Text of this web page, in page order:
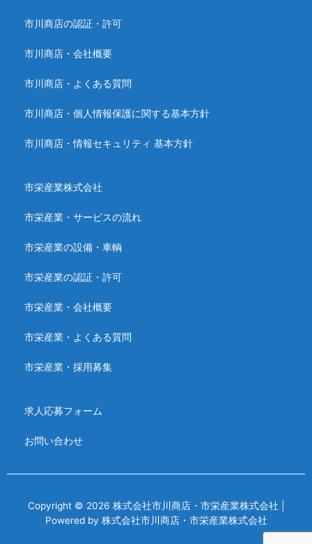
市川商店の認証・許可
市川商店・会社概要
市川商店・よくある質問
市川商店・個人情報保護に関する基本方針
市川商店・情報セキュリティ 基本方針
市栄産業株式会社
市栄産業・サービスの流れ
市栄産業の設備・車輌
市栄産業の認証・許可
市栄産業・会社概要
市栄産業・よくある質問
市栄産業・採用募集
求人応募フォーム
お問い合わせ
Copyright © 2026 株式会社市川商店・市栄産業株式会社 |
Powered by 株式会社市川商店・市栄産業株式会社